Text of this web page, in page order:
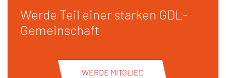
Werde Teil einer starken GDL-
Gemeinschaft
WERDE MITGLIED